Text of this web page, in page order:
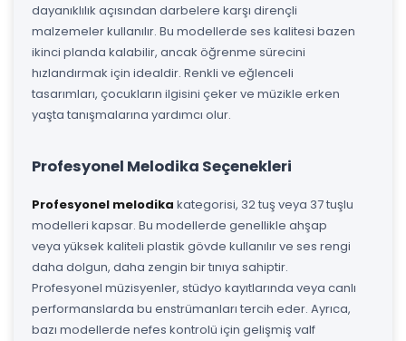
dayanıklılık açısından darbelere karşı dirençli
malzemeler kullanılır. Bu modellerde ses kalitesi bazen
ikinci planda kalabilir, ancak öğrenme sürecini
hızlandırmak için idealdir. Renkli ve eğlenceli
tasarımları, çocukların ilgisini çeker ve müzikle erken
yaşta tanışmalarına yardımcı olur.
Profesyonel Melodika Seçenekleri
Profesyonel melodika kategorisi, 32 tuş veya 37 tuşlu
modelleri kapsar. Bu modellerde genellikle ahşap
veya yüksek kaliteli plastik gövde kullanılır ve ses rengi
daha dolgun, daha zengin bir tınıya sahiptir.
Profesyonel müzisyenler, stüdyo kayıtlarında veya canlı
performanslarda bu enstrümanları tercih eder. Ayrıca,
bazı modellerde nefes kontrolü için gelişmiş valf